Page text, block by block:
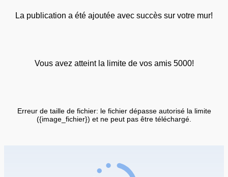
La publication a été ajoutée avec succès sur votre mur!
Vous avez atteint la limite de vos amis 5000!
Erreur de taille de fichier: le fichier dépasse autorisé la limite
({image_fichier}) et ne peut pas être téléchargé.